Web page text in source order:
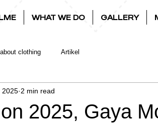
WHAT WE DO GALLERY
clothing Artikel
2025, Gaya
2025 2 min read